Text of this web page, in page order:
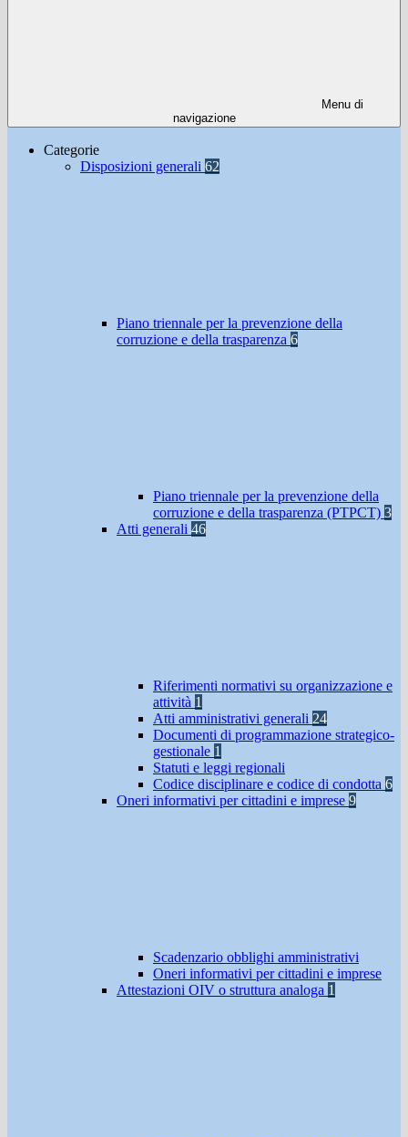
Menu di
navigazione
Categorie
Disposizioni generali 62
Piano triennale per la prevenzione della
corruzione e della trasparenza 6
Piano triennale per la prevenzione della
corruzione e della trasparenza (PTPCT) 3
Atti generali 46
Riferimenti normativi su organizzazione e
attività 1
Atti amministrativi generali 24
Documenti di programmazione strategico-
gestionale 1
Statuti e leggi regionali
Codice disciplinare e codice di condotta 6
Oneri informativi per cittadini e imprese 9
Scadenzario obblighi amministrativi
Oneri informativi per cittadini e imprese
Attestazioni OIV o struttura analoga 1